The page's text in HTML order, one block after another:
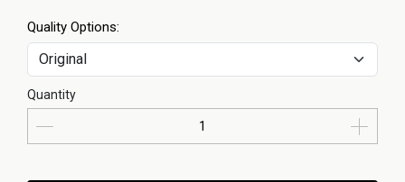
Quality Options:
Quantity